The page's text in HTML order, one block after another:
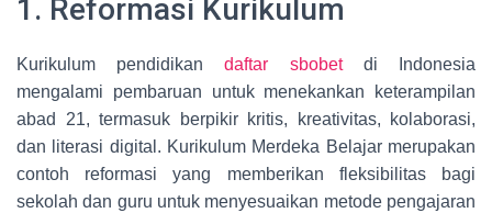
1. Reformasi Kurikulum
Kurikulum pendidikandaftar sbobetdi Indonesia
mengalami pembaruan untuk menekankan keterampilan
abad 21, termasuk berpikir kritis, kreativitas, kolaborasi,
dan literasi digital. Kurikulum Merdeka Belajar merupakan
contoh reformasi yang memberikan fleksibilitas bagi
sekolah dan guru untuk menyesuaikan metode pengajaran